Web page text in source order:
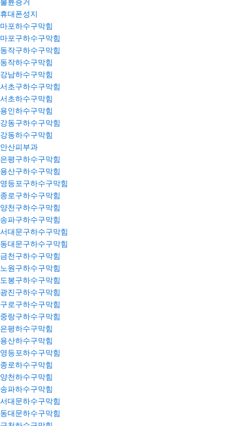
불륜증거
휴대폰성지
마포하수구막힘
마포구하수구막힘
동작구하수구막힘
동작하수구막힘
강남하수구막힘
서초구하수구막힘
서초하수구막힘
용인하수구막힘
강동구하수구막힘
강동하수구막힘
안산피부과
은평구하수구막힘
용산구하수구막힘
영등포구하수구막힘
종로구하수구막힘
양천구하수구막힘
송파구하수구막힘
서대문구하수구막힘
동대문구하수구막힘
금천구하수구막힘
노원구하수구막힘
도봉구하수구막힘
광진구하수구막힘
구로구하수구막힘
중랑구하수구막힘
은평하수구막힘
용산하수구막힘
영등포하수구막힘
종로하수구막힘
양천하수구막힘
송파하수구막힘
서대문하수구막힘
동대문하수구막힘